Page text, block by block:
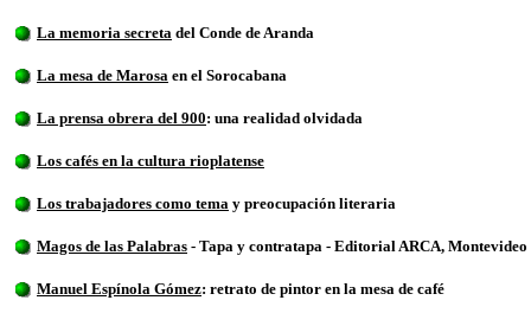
La memoria secreta del Conde de Aranda
La mesa de Marosa en el Sorocabana
La prensa obrera del 900: una realidad olvidada
Los cafés en la cultura rioplatense
Los trabajadores como tema y preocupación literaria
Magos de las Palabras - Tapa y contratapa - Editorial ARCA, Montevideo
Manuel Espínola Gómez: retrato de pintor en la mesa de café